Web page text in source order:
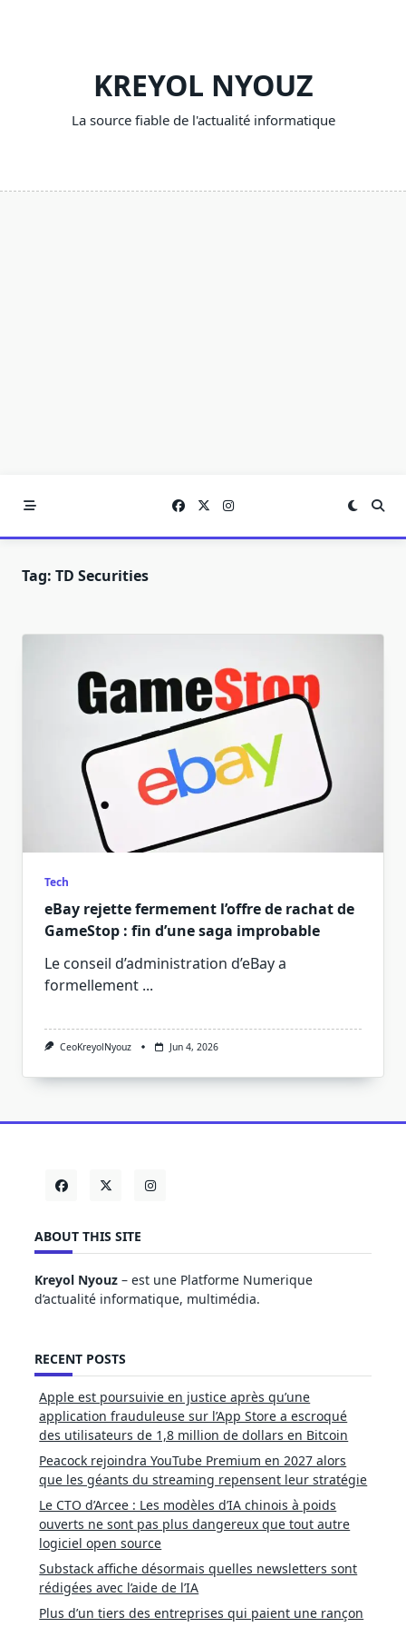
KREYOL NYOUZ
La source fiable de l'actualité informatique
Tag: TD Securities
Tech
eBay rejette fermement l’offre de rachat de
GameStop : fin d’une saga improbable
Le conseil d’administration d’eBay a
formellement ...
CeoKreyolNyouz Jun 4, 2026
ABOUT THIS SITE
Kreyol Nyouz – est une Platforme Numerique
d’actualité informatique, multimédia.
RECENT POSTS
Apple est poursuivie en justice après qu’une
application frauduleuse sur l’App Store a escroqué
des utilisateurs de 1,8 million de dollars en Bitcoin
Peacock rejoindra YouTube Premium en 2027 alors
que les géants du streaming repensent leur stratégie
Le CTO d’Arcee : Les modèles d’IA chinois à poids
ouverts ne sont pas plus dangereux que tout autre
logiciel open source
Substack affiche désormais quelles newsletters sont
rédigées avec l’aide de l’IA
Plus d’un tiers des entreprises qui paient une rançon